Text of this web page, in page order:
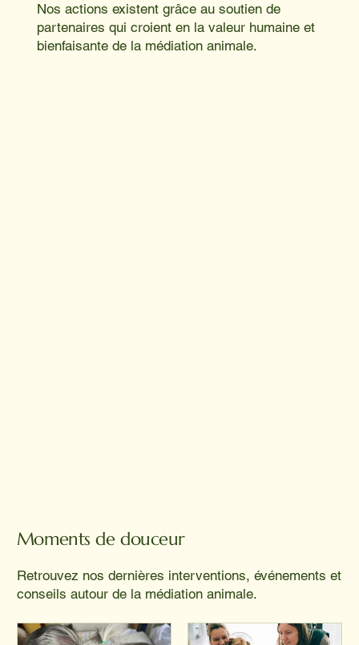
Nos actions existent grâce au soutien de
partenaires qui croient en la valeur humaine et
bienfaisante de la médiation animale.
Moments de douceur
Retrouvez nos dernières interventions, événements et
conseils autour de la médiation animale.